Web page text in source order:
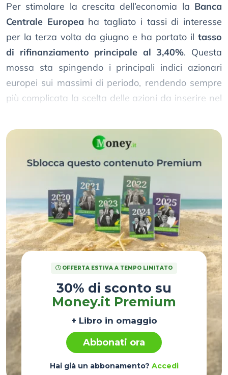
Per stimolare la crescita dell’economia la Banca
Centrale Europea ha tagliato i tassi di interesse
per la terza volta da giugno e ha portato il tasso
di rifinanziamento principale al 3,40%. Questa
mossa sta spingendo i principali indici azionari
europei sui massimi di periodo, rendendo sempre
più complicata la scelta delle azioni da inserire nel
OFFERTA ESTIVA A TEMPO LIMITATO
30% di sconto su
Money.it Premium
+ Libro in omaggio
Abbonati ora
Hai già un abbonamento? Accedi